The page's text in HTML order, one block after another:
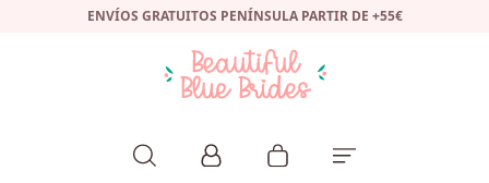
ENVÍOS GRATUITOS PENÍNSULA PARTIR DE +55€